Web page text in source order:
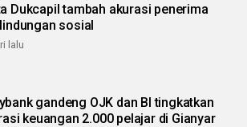
Dukcapil tambah akurasi penerima
sosial
lalu
gandeng OJK dan BI tingkatkan
keuangan 2.000 pelajar di Gianyar